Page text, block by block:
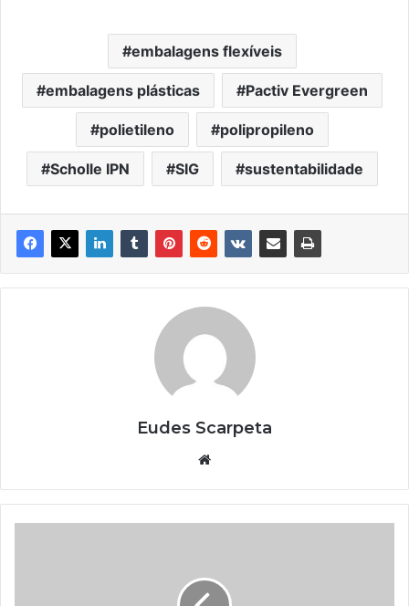
embalagens flexíveis
embalagens plásticas Pactiv Evergreen
polietileno polipropileno
Scholle IPN SIG sustentabilidade
Eudes Scarpeta